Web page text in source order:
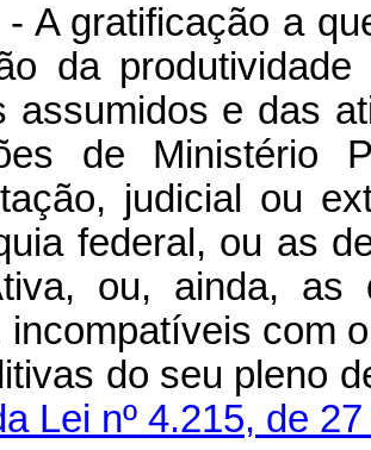
- A gratificação a
da
assumidos e das
de Ministério
judicial ou
federal, ou as
ou, ainda, as
incompatíveis com
do seu pleno
Lei nº 4.215, de